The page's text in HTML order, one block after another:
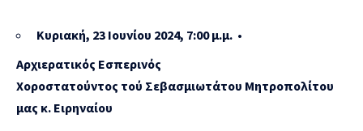
Κυριακή, 23 Ιουνίου 2024, 7:00 μ.μ. •
Αρχιερατικός Εσπερινός
Χοροστατούντος τού Σεβασμιωτάτου Μητροπολίτου
μας κ. Ειρηναίου